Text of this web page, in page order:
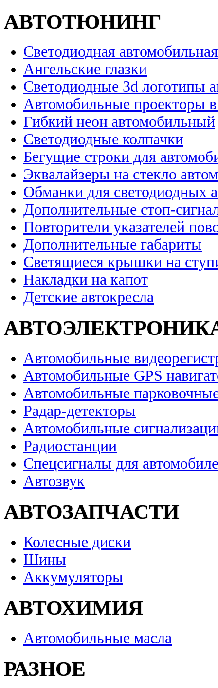
АВТОТЮНИНГ
Светодиодная
Ангельские глазки
Светодиодные 3d логотипы
Автомобильные проекторы
Гибкий неон автомобильный
Светодиодные колпачки
Бегущие строки для
Эквалайзеры на стекло
Обманки для светодиодных
Дополнительные стоп-
Повторители указателей
Дополнительные габариты
Светящиеся крышки на
Накладки на капот
Детские автокресла
Автомобильные
Автомобильные GPS
Автомобильные
Радар-детекторы
Автомобильные
Радиостанции
Спецсигналы для
Автозвук
АВТОЗАПЧАСТИ
Колесные диски
Шины
Аккумуляторы
АВТОХИМИЯ
Автомобильные масла
РАЗНОЕ